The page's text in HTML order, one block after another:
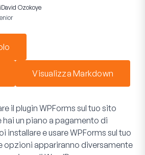
David Ozokoye
Visualizza Markdown
il plugin WPForms sul tuo sito
hai un piano a pagamento di
installare e usare WPForms sul tuo
opzioni appariranno diversamente